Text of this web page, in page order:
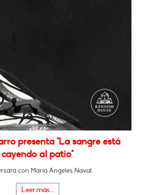
presenta "La sangre está
cayendo al patio"
con María Ángeles Naval.
Leer más...